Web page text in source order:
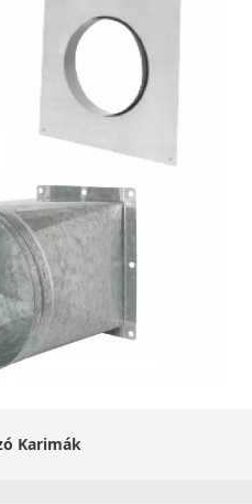
Karimák